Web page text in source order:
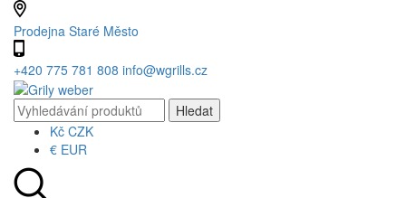
Prodejna Staré Město
+420 775 781 808 info@wgrills.cz
Kč CZK
€ EUR